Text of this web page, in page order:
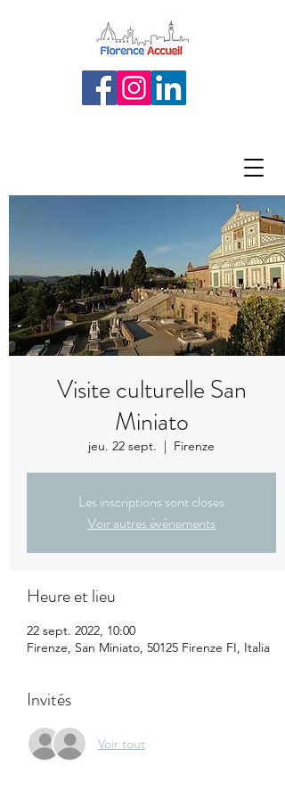
Visite culturelle San
Miniato
jeu. 22 sept.
  |
Firenze
Les inscriptions sont closes
Voir autres événements
Heure et lieu
22 sept. 2022, 10:00
Firenze, San Miniato, 50125 Firenze FI, Italia
Invités
Voir tout